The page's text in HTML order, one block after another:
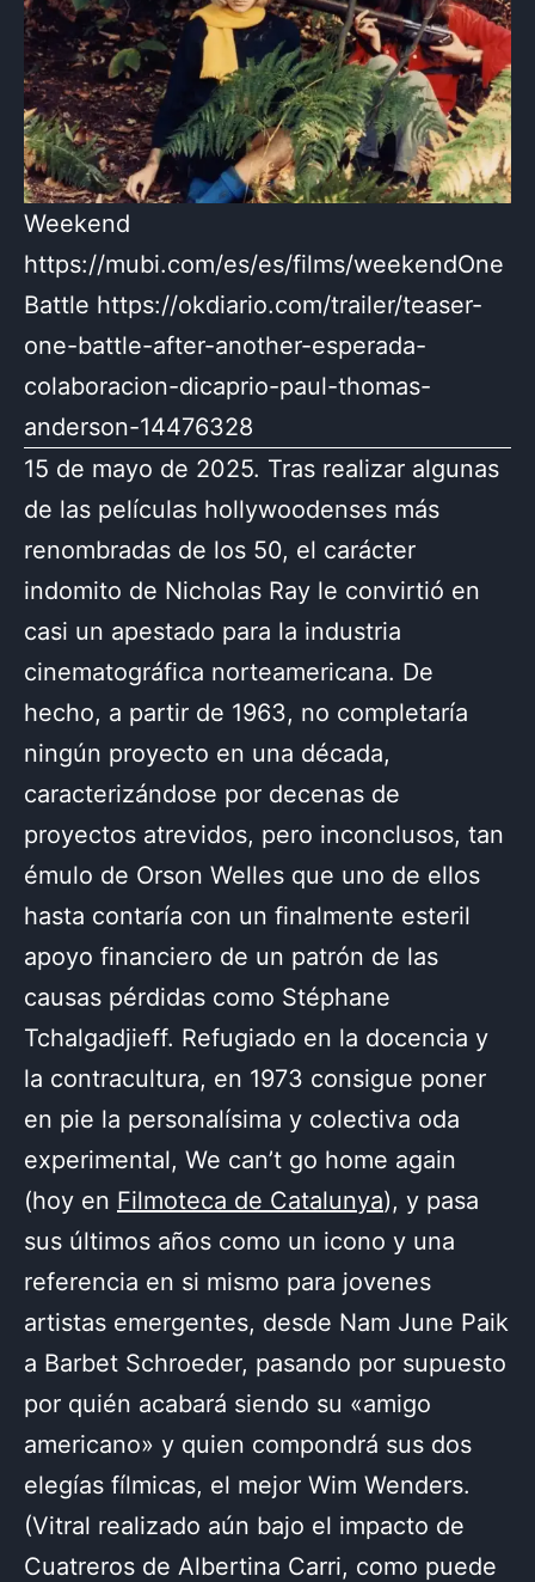
Weekend
https://mubi.com/es/es/films/weekendOne
Battle https://okdiario.com/trailer/teaser-
one-battle-after-another-esperada-
colaboracion-dicaprio-paul-thomas-
anderson-14476328
15 de mayo de 2025. Tras realizar algunas
de las películas hollywoodenses más
renombradas de los 50, el carácter
indomito de Nicholas Ray le convirtió en
casi un apestado para la industria
cinematográfica norteamericana. De
hecho, a partir de 1963, no completaría
ningún proyecto en una década,
caracterizándose por decenas de
proyectos atrevidos, pero inconclusos, tan
émulo de Orson Welles que uno de ellos
hasta contaría con un finalmente esteril
apoyo financiero de un patrón de las
causas pérdidas como Stéphane
Tchalgadjieff. Refugiado en la docencia y
la contracultura, en 1973 consigue poner
en pie la personalísima y colectiva oda
experimental, We can’t go home again
(hoy en Filmoteca de Catalunya), y pasa
sus últimos años como un icono y una
referencia en si mismo para jovenes
artistas emergentes, desde Nam June Paik
a Barbet Schroeder, pasando por supuesto
por quién acabará siendo su «amigo
americano» y quien compondrá sus dos
elegías fílmicas, el mejor Wim Wenders.
(Vitral realizado aún bajo el impacto de
Cuatreros de Albertina Carri, como puede